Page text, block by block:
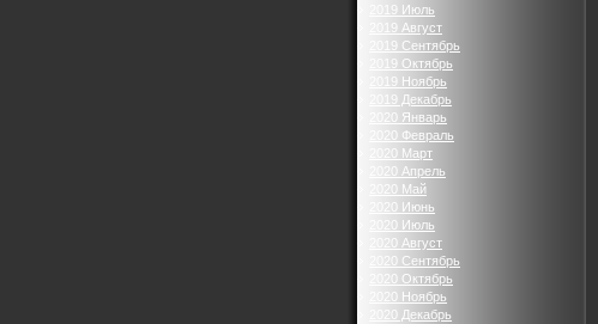
2019 Июль
2019 Август
2019 Сентябрь
2019 Октябрь
2019 Ноябрь
2019 Декабрь
2020 Январь
2020 Февраль
2020 Март
2020 Апрель
2020 Май
2020 Июнь
2020 Июль
2020 Август
2020 Сентябрь
2020 Октябрь
2020 Ноябрь
2020 Декабрь